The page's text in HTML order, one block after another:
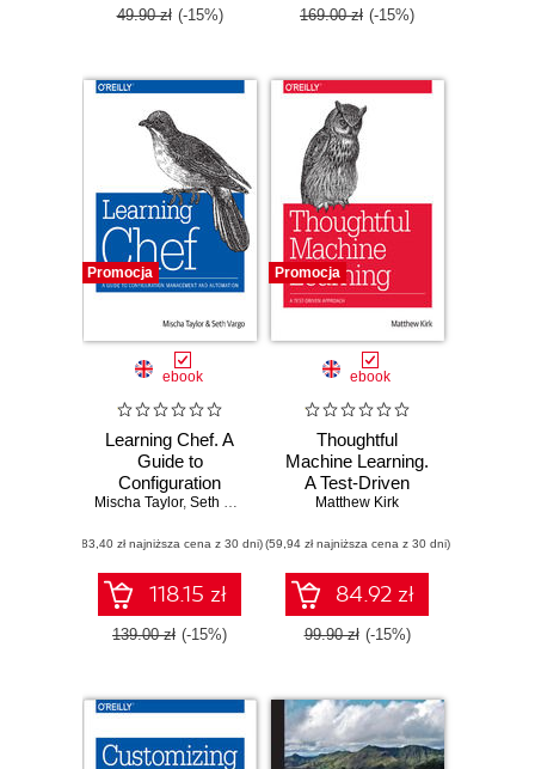
49.90 zł (-15%) 169.00 zł (-15%)
Promocja
ebook
Learning Chef. A
Guide to
Configuration
Management and
Mischa Taylor, Seth Vargo
(83,40 zł najniższa cena z 30 dni)
118.15 zł
139.00 zł (-15%)
Promocja
ebook
Thoughtful
Machine Learning.
A Test-Driven
Approach
Matthew Kirk
(59,94 zł najniższa cena z 30 dni)
84.92 zł
99.90 zł (-15%)